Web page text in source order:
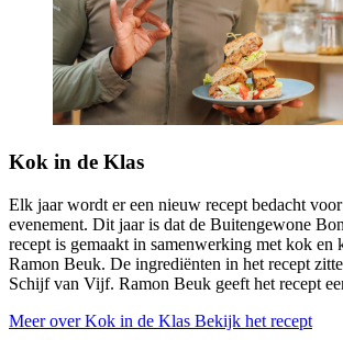
Kok in de Klas
Elk jaar wordt er een nieuw recept bedacht
evenement. Dit jaar is dat de Buitengewone
recept is gemaakt in samenwerking met kok en
Ramon Beuk. De ingrediënten in het recept
Schijf van Vijf. Ramon Beuk geeft het recept
Meer over Kok in de Klas Bekijk het recept